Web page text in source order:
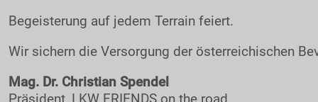
Begeisterung auf jedem Terrain feiert.
Wir sichern die Versorgung der österreichischen
Mag. Dr. Christian Spendel
Präsident, LKW FRIENDS on the road